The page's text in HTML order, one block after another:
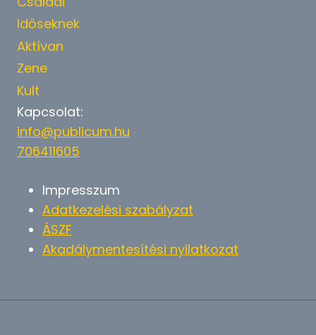
Időseknek
Aktívan
Zene
Kult
Kapcsolat:
info@publicum.hu
706411605
Impresszum
Adatkezelési szabályzat
ÁSZF
Akadálymentesítési nyilatkozat